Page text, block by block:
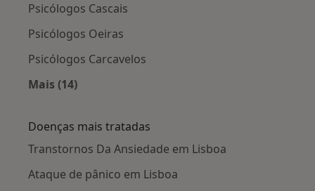
Psicólogos Cascais
Psicólogos Oeiras
Psicólogos Carcavelos
Mais (14)
Doenças mais tratadas
Transtornos Da Ansiedade em Lisboa
Ataque de pânico em Lisboa